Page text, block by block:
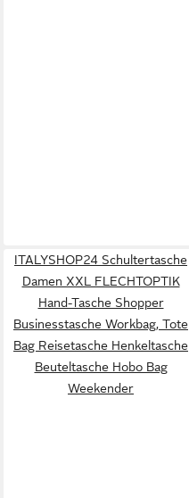
ITALYSHOP24 Schultertasche
Damen XXL FLECHTOPTIK
Hand-Tasche Shopper
Businesstasche Workbag, Tote
Bag Reisetasche Henkeltasche
Beuteltasche Hobo Bag
Weekender